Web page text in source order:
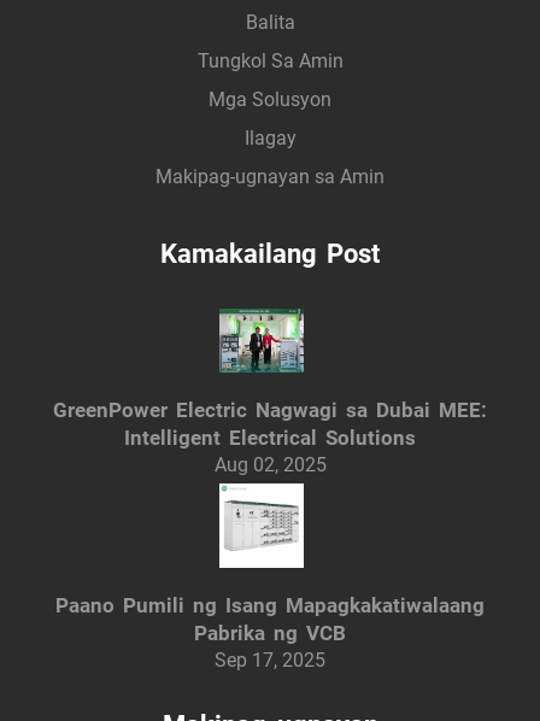
Balita
Tungkol Sa Amin
Mga Solusyon
Ilagay
Makipag-ugnayan sa Amin
Kamakailang Post
GreenPower Electric Nagwagi sa Dubai MEE:
Intelligent Electrical Solutions
Aug 02, 2025
Paano Pumili ng Isang Mapagkakatiwalaang
Pabrika ng VCB
Sep 17, 2025